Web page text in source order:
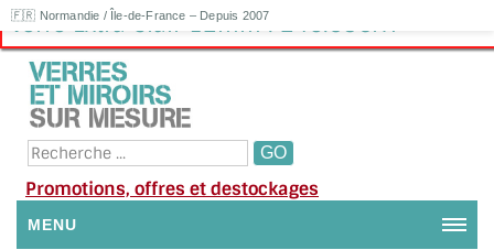
🇫🇷 Normandie / Île-de-France – Depuis 2007
Verre Extra Clair 12mm : 246.58€HT
Promotions, offres et destockages
MENU